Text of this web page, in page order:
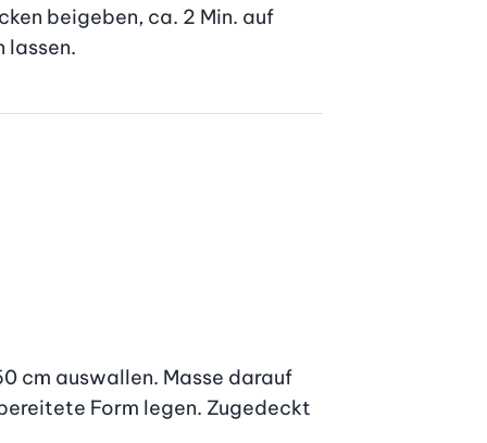
beigeben, ca. 2 Min. auf
lassen.
cm auswallen. Masse darauf
Form legen. Zugedeckt